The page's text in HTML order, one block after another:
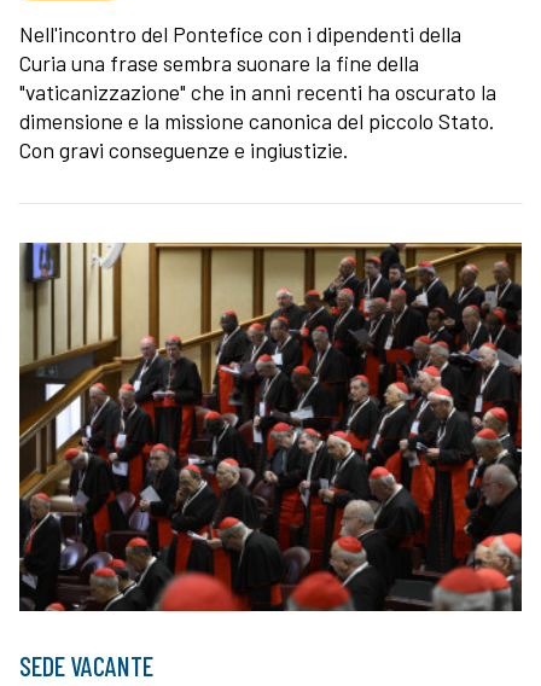
Nell'incontro del Pontefice con i dipendenti della
Curia una frase sembra suonare la fine della
"vaticanizzazione" che in anni recenti ha oscurato la
dimensione e la missione canonica del piccolo Stato.
Con gravi conseguenze e ingiustizie.
SEDE VACANTE